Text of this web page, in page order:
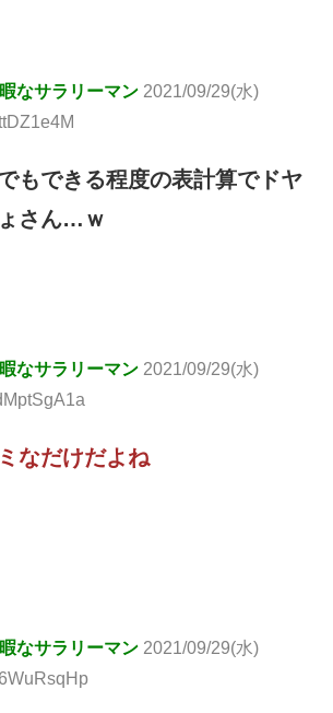
なサラリーマン 2021/09/29(水)
もできる程度の表計算でドヤ
さん…ｗ
なサラリーマン 2021/09/29(水)
なだけだよね
なサラリーマン 2021/09/29(水)